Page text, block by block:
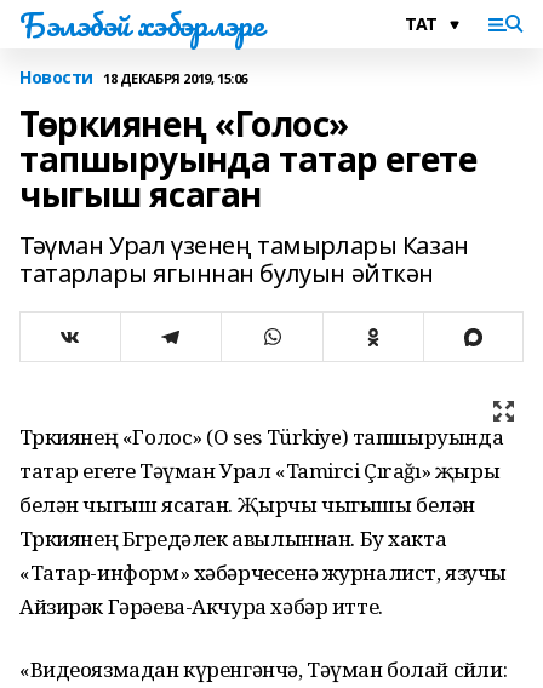
Бэлэбэй хэбэрлэре
Новости 18 ДЕКАБРЯ 2019, 15:06
Төркиянең «Голос»
тапшыруында татар егете
чыгыш ясаган
Тәүман Урал үзенең тамырлары Казан
татарлары ягыннан булуын әйткән
Төркиянең «Голос» (O ses Türkiye) тапшыруында
татар егете Тәүман Урал «Tamirci Çırağı» җыры
белән чыгыш ясаган. Җырчы чыгышы белән
Төркиянең Бөгредәлек авылыннан. Бу хакта
«Татар-информ» хәбәрчесенә журналист, язучы
Айзирәк Гәрәева-Акчура хәбәр итте.
«Видеоязмадан күренгәнчә, Тәүман болай сөйли: